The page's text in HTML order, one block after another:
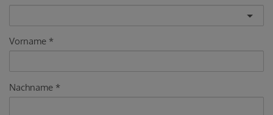
Vorname
Nachname